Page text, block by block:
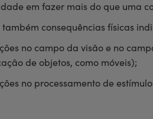
em fazer mais do que uma
também consequências físicas
no campo da visão e no
de objetos, como móveis);
no processamento de